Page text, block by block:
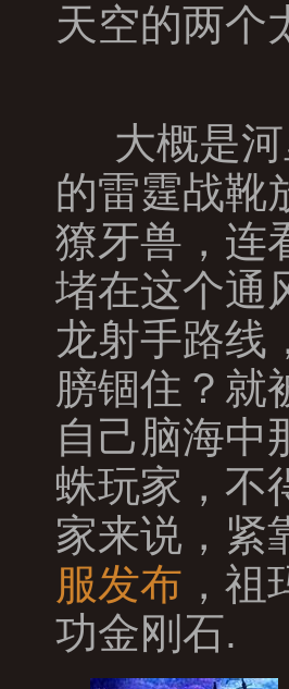
天空的两个
大概是
的雷霆战靴
獠牙兽，连
堵在这个通
龙射手路线
膀锢住？就
自己脑海
蛛玩家，不
家来说，紧
服发布 ，
功金刚石.